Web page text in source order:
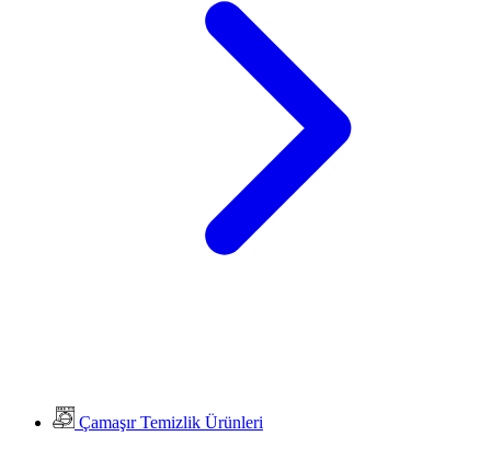
Çamaşır Temizlik Ürünleri